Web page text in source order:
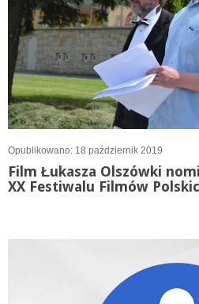
Opublikowano: 18 październik 2019
Film Łukasza Olszówki
XX Festiwalu Filmów